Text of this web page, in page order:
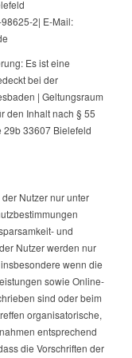
2| E-Mail:
Es ist eine
bei der
| Geltungsraum
den Inhalt nach § 55
29b 33607 Bielefeld
Nutzer nur unter
und
Nutzer werden nur
wenn die
sowie Online-
sind oder beim
organisatorische,
entsprechend
die Vorschriften der